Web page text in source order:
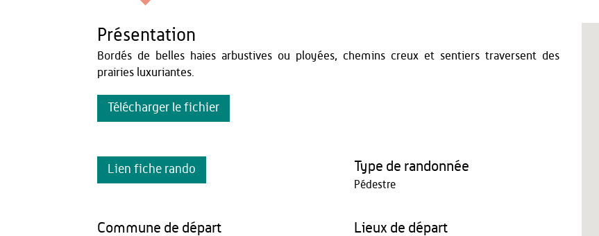
Présentation
Bordés de belles haies arbustives ou ployées, chemins creux et sentiers traversent des
prairies luxuriantes.
Télécharger le fichier
Lien fiche rando Type de randonnée
Pédestre
Commune de départ Lieux de départ